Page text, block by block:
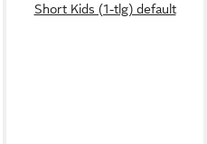
Short Kids (1-tlg) default